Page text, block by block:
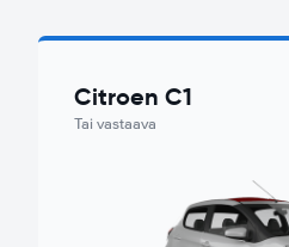
Citroen C1
Tai vastaava